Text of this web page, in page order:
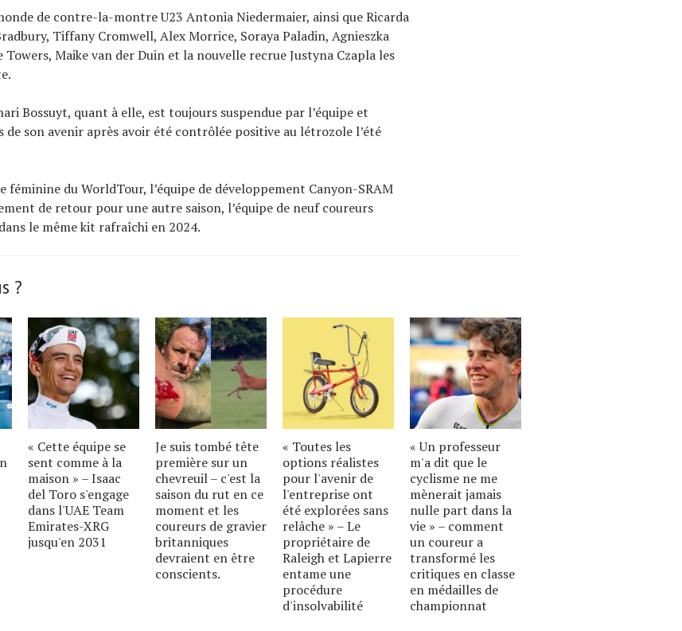
de contre-la-montre U23 Antonia Niedermaier, ainsi que Ricarda
Tiffany Cromwell, Alex Morrice, Soraya Paladin, Agnieszka
Towers, Maike van der Duin et la nouvelle recrue Justyna Czapla les
Bossuyt, quant à elle, est toujours suspendue par l’équipe et
de son avenir après avoir été contrôlée positive au létrozole l’été
féminine du WorldTour, l’équipe de développement Canyon-SRAM
de retour pour une autre saison, l’équipe de neuf coureurs
le même kit rafraîchi en 2024.
?
« Cette équipe se
sent comme à la
maison » – Isaac
del Toro s'engage
dans l'UAE Team
Emirates-XRG
jusqu'en 2031
Je suis tombé tête
première sur un
chevreuil – c'est la
saison du rut en ce
moment et les
coureurs de gravier
britanniques
devraient en être
conscients.
« Toutes les
options réalistes
pour l'avenir de
l'entreprise ont
été explorées sans
relâche » – Le
propriétaire de
Raleigh et Lapierre
entame une
procédure
d'insolvabilité
« Un professeur
m'a dit que le
cyclisme ne me
mènerait jamais
nulle part dans la
vie » – comment
un coureur a
transformé les
critiques en classe
en médailles de
championnat